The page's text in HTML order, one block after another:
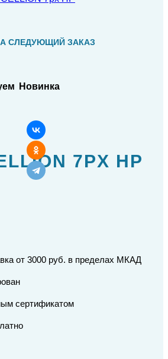
СЛЕДУЮЩИЙ ЗАКАЗ
Новинка
7PX HP
от 3000 руб. в пределах МКАД
сертификатом